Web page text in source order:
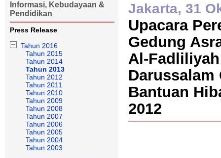
Informasi, Kebudayaan &
Pendidikan
Press Release
Tahun 2016
Tahun 2015
Tahun 2014
Tahun 2013
Tahun 2012
Tahun 2011
Tahun 2010
Tahun 2009
Tahun 2008
Tahun 2007
Tahun 2006
Tahun 2005
Tahun 2004
Tahun 2003
Jakarta, 31
Upacara
Gedung
Al-
Darussalam
Bantuan
2012